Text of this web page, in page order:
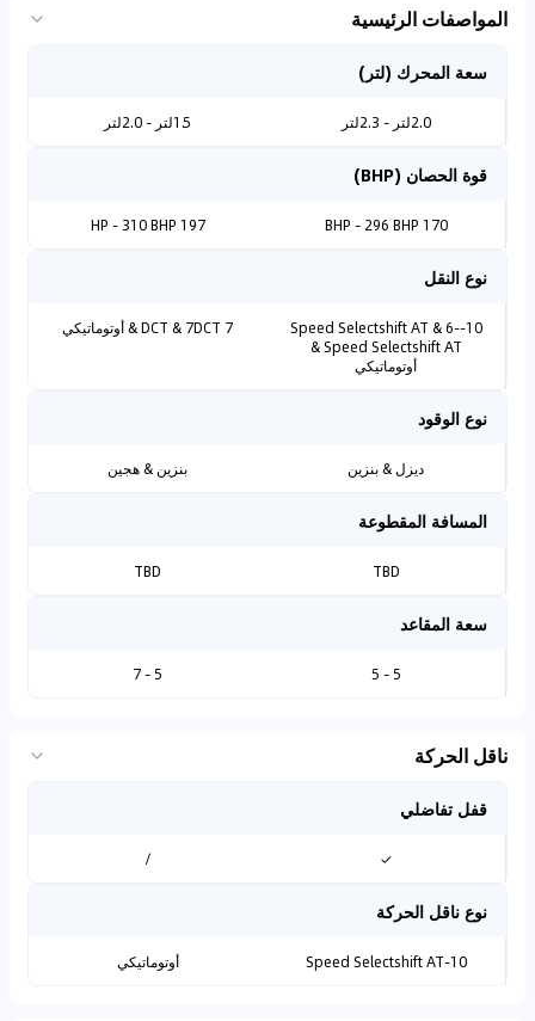
المواصفات الرئيسية
سعة المحرك (لتر)
2.0لتر - 2.3لتر 1.5لتر - 2.0لتر
قوة الحصان (BHP)
170 BHP - 296 BHP
197 HP - 310 BHP
نوع النقل
10-Speed Selectshift AT & 6-
Speed Selectshift AT &
أوتوماتيكي
7 DCT & 7DCT & أوتوماتيكي
نوع الوقود
ديزل & بنزين بنزين & هجين
المسافة المقطوعة
TBD
TBD
سعة المقاعد
5 - 5
5 - 7
ناقل الحركة
قفل تفاضلي
✓
/
نوع ناقل الحركة
10-Speed Selectshift AT أوتوماتيكي